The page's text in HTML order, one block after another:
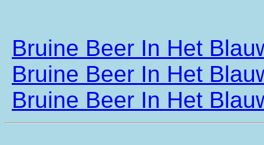
Bruine Beer In Het
Bruine Beer In Het
Bruine Beer In Het